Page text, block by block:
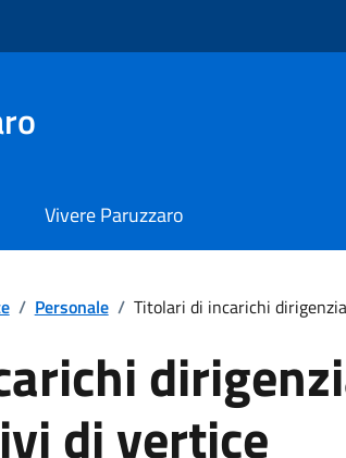
Vivere Paruzzaro
/ Personale / Titolari di incarichi
di vertice